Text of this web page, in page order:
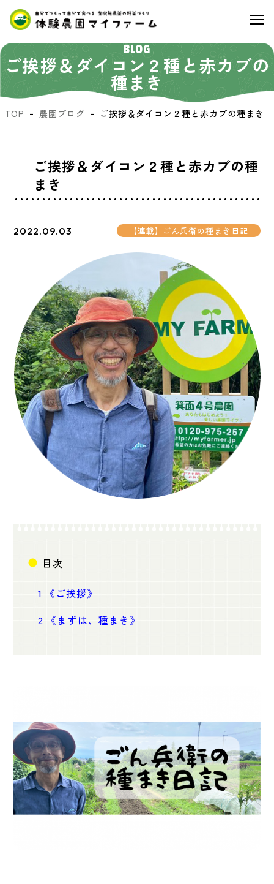
BLOG
ご挨拶＆ダイコン２種と赤カブの
種まき
TOP 農園ブログ ご挨拶＆ダイコン２種と赤カブの種まき
ご挨拶＆ダイコン２種と赤カブの種
まき
2022.09.03 【連載】ごん兵衛の種まき日記
目次
1 《ご挨拶》
2 《まずは、種まき》